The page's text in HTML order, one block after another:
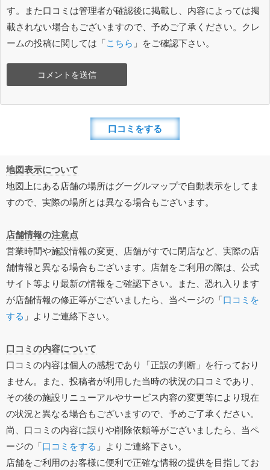
す。また口コミは管理者が確認後に掲載し、内容によっては掲
載されない場合もございますので、予めご了承ください。クレ
ームの投稿に関しては「こちら 」をご確認下さい。
口コミをする
地図表示について
地図上にある店舗の場所はグーグルマップで自動表示をしてま
すので、実際の場所とは異なる場合もございます。
店舗情報の注意点
営業時間や施設情報の変更、店舗がすでに閉店など、実際の店
舗情報と異なる場合もございます。店舗をご利用の際は、公式
サイト等より最新の情報をご確認下さい。また、恐れ入ります
が店舗情報の修正等がございましたら、当ページの「口コミを
する 」よりご連絡下さい。
口コミの内容について
口コミの内容は個人の感想であり「正誤の判断」を行っており
ません。また、投稿者が利用した当時の状況の口コミであり、
その後の施設リニューアルやサービス内容の変更等により現在
の状況と異なる場合もございますので、予めご了承ください。
尚、口コミの内容に誤りや削除依頼等がございましたら、当ペ
ージの「口コミをする 」よりご連絡下さい。
店舗をご利用のお客様に便利で正確な情報の提供を目指してお